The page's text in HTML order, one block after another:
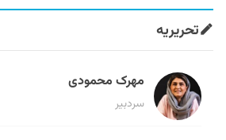
تحریریه
مهرک محمودی
سردبیر